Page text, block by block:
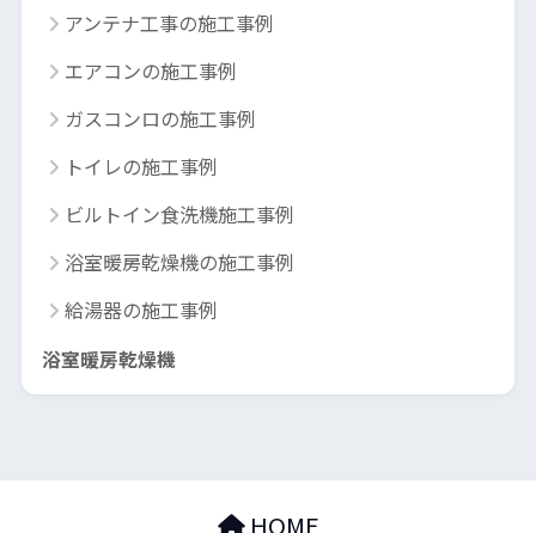
アンテナ工事の施工事例
エアコンの施工事例
ガスコンロの施工事例
トイレの施工事例
ビルトイン食洗機施工事例
浴室暖房乾燥機の施工事例
給湯器の施工事例
浴室暖房乾燥機
HOME